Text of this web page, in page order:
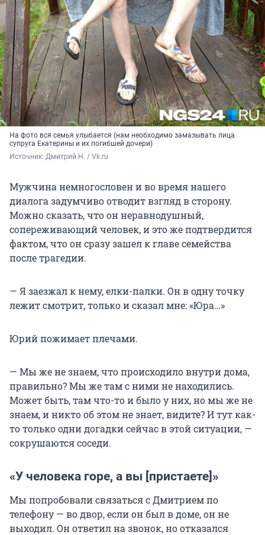
На фото вся семья улыбается (нам необходимо замазывать лица
супруга Екатерины и их погибшей дочери)
Источник: Дмитрий Н. / Vk.ru
Мужчина немногословен и во время нашего
диалога задумчиво отводит взгляд в сторону.
Можно сказать, что он неравнодушный,
сопереживающий человек, и это же подтвердится
фактом, что он сразу зашел к главе семейства
после трагедии.
— Я заезжал к нему, елки-палки. Он в одну точку
лежит смотрит, только и сказал мне: «Юра…»
Юрий пожимает плечами.
— Мы же не знаем, что происходило внутри дома,
правильно? Мы же там с ними не находились.
Может быть, там что-то и было у них, но мы же не
знаем, и никто об этом не знает, видите? И тут как-
то только одни догадки сейчас в этой ситуации, —
сокрушаются соседи.
«У человека горе, а вы [пристаете]»
Мы попробовали связаться с Дмитрием по
телефону — во двор, если он был в доме, он не
выходил. Он ответил на звонок, но отказался